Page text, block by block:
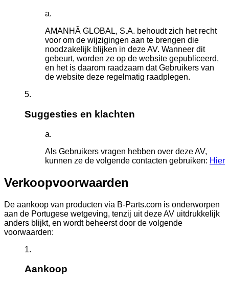
AMANHÃ GLOBAL, S.A. behoudt zich het recht
voor om de wijzigingen aan te brengen die
noodzakelijk blijken in deze AV. Wanneer dit
gebeurt, worden ze op de website gepubliceerd,
en het is daarom raadzaam dat Gebruikers van
de website deze regelmatig raadplegen.
Suggesties en klachten
Als Gebruikers vragen hebben over deze AV,
kunnen ze de volgende contacten gebruiken: Hier
Verkoopvoorwaarden
De aankoop van producten via B-Parts.com is onderworpen
aan de Portugese wetgeving, tenzij uit deze AV uitdrukkelijk
anders blijkt, en wordt beheerst door de volgende
voorwaarden:
Aankoop